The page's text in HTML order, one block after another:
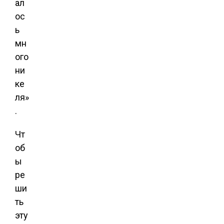
ал
ос
ь
мн
ого
ни
ке
ля»
.
Чт
об
ы
ре
ши
ть
эту